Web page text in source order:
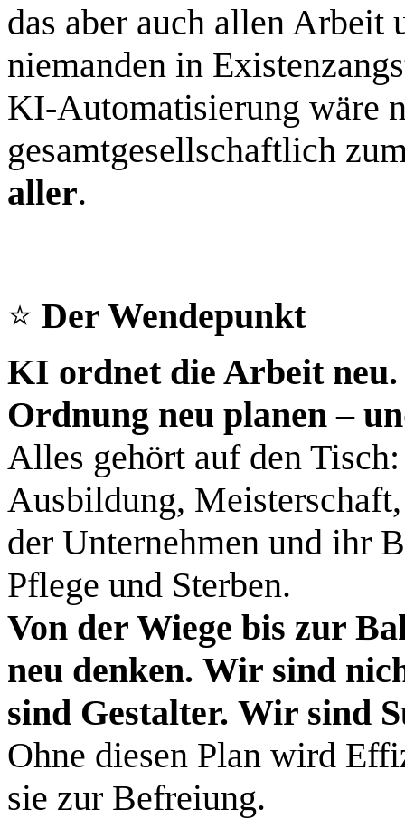
das aber auch allen
niemanden in
KI‑Automatisierung wäre
gesamtgesellschaftlich
aller.
⭐ Der Wendepunkt
KI ordnet die Arbeit neu.
Ordnung neu planen –
Alles gehört auf den
Ausbildung,
der Unternehmen und ihr
Pflege und Sterben.
Von der Wiege bis zur
neu denken. Wir sind
sind Gestalter. Wir sind
Ohne diesen Plan wird
sie zur Befreiung.